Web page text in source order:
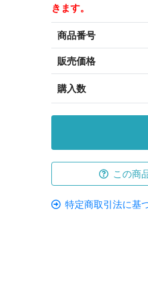
きます。
商品番号
販売価格
購入数
この商
特定商取引法に基